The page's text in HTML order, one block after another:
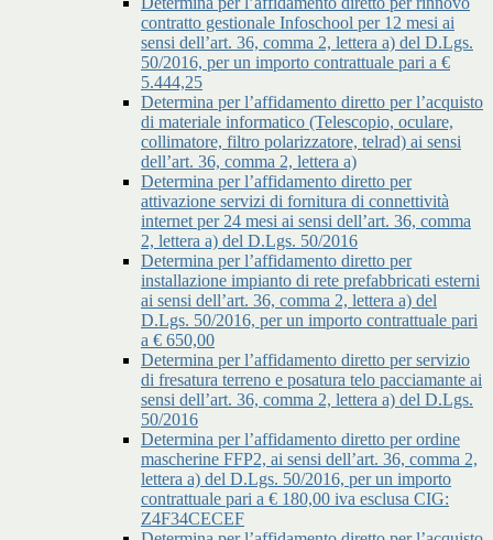
contratto gestionale Infoschool per 12 mesi ai
sensi dell’art. 36, comma 2, lettera a) del D.Lgs.
50/2016, per un importo contrattuale pari a €
5.444,25
Determina per l’affidamento diretto per l’acquisto
di materiale informatico (Telescopio, oculare,
collimatore, filtro polarizzatore, telrad) ai sensi
dell’art. 36, comma 2, lettera a)
Determina per l’affidamento diretto per
attivazione servizi di fornitura di connettività
internet per 24 mesi ai sensi dell’art. 36, comma
2, lettera a) del D.Lgs. 50/2016
Determina per l’affidamento diretto per
installazione impianto di rete prefabbricati esterni
ai sensi dell’art. 36, comma 2, lettera a) del
D.Lgs. 50/2016, per un importo contrattuale pari
a € 650,00
Determina per l’affidamento diretto per servizio
di fresatura terreno e posatura telo pacciamante ai
sensi dell’art. 36, comma 2, lettera a) del D.Lgs.
50/2016
Determina per l’affidamento diretto per ordine
mascherine FFP2, ai sensi dell’art. 36, comma 2,
lettera a) del D.Lgs. 50/2016, per un importo
contrattuale pari a € 180,00 iva esclusa CIG:
Z4F34CECEF